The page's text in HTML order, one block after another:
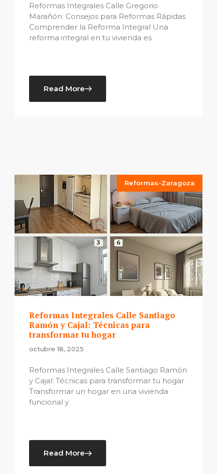
Reformas Integrales Calle Gregorio
Marañón: Consejos para Reformas Rápidas
Comprender la Reforma Integral Una
reforma integral en tu vivienda es
Read More
Reformas-Zaragoza
Reformas Integrales Calle Santiago
Ramón y Cajal: Técnicas para
transformar tu hogar
octubre 18, 2025
Reformas Integrales Calle Santiago Ramón
y Cajal: Técnicas para transformar tu hogar
Transformar un hogar en una vivienda
funcional y
Read More